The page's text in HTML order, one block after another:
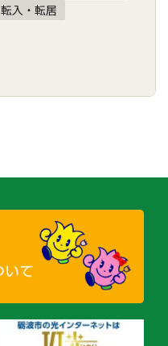
転入・転居